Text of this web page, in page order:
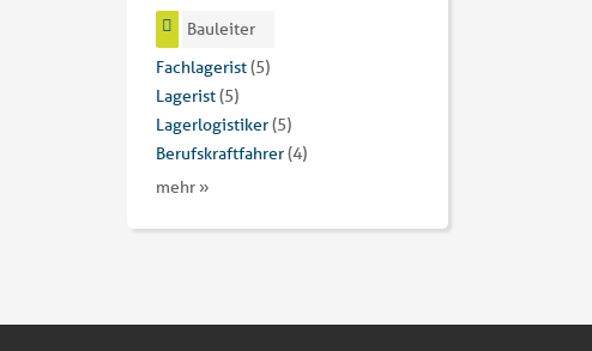
Bauleiter
Fachlagerist(5)
Lagerist(5)
Lagerlogistiker(5)
Berufskraftfahrer(4)
mehr »